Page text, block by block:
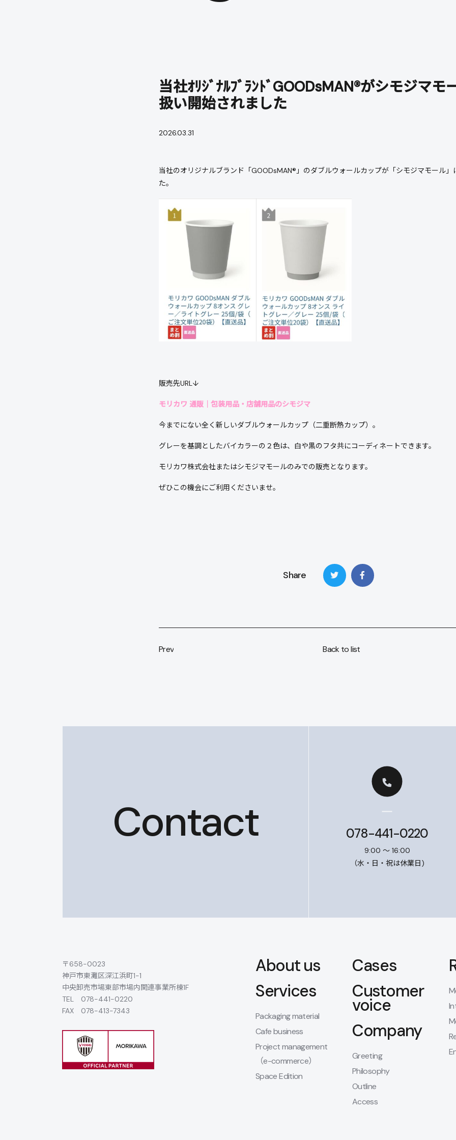
当社ｵﾘｼﾞﾅﾙﾌﾞﾗﾝﾄﾞGOODsMAN®がシモジマモ
扱い開始されました
2026.03.31
当社のオリジナルブランド「GOODsMAN®」のダブルウォールカップが「シモジマモール
た。
販売先URL↓
モリカワ 通販｜包装用品・店舗用品のシモジマ
今までにない全く新しいダブルウォールカップ（二重断熱カップ）。
グレーを基調としたバイカラーの２色は、白や黒のフタ共にコーディネートできます。
モリカワ株式会社またはシモジマモールのみでの販売となります。
ぜひこの機会にご利用くださいませ。
Share
Prev Back to list
Contact 078-441-0220
9:00 ～ 16:00
（水・日・祝は休業日)
〒658-0023
神戸市東灘区深江浜町1-1
中央卸売市場東部市場内関連事業所棟1F
TEL 078-441-0220
FAX 078-413-7343
About us
Services
Packaging material
Cafe business
Project management
（e-commerce）
Space Edition
Cases
Customer
voice
Company
Greeting
Philosophy
Outline
Access